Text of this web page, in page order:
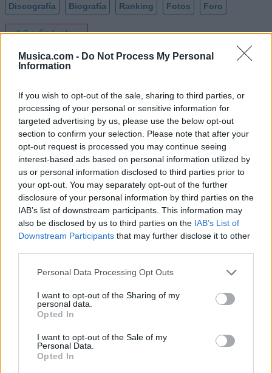
Musica.com - Do Not Process My Personal
Information
If you wish to opt-out of the sale, sharing to third parties, or
processing of your personal or sensitive information for
targeted advertising by us, please use the below opt-out
section to confirm your selection. Please note that after your
opt-out request is processed you may continue seeing
interest-based ads based on personal information utilized by
us or personal information disclosed to third parties prior to
your opt-out. You may separately opt-out of the further
disclosure of your personal information by third parties on the
IAB’s list of downstream participants. This information may
also be disclosed by us to third parties on the IAB’s List of
Downstream Participants that may further disclose it to other
Personal Data Processing Opt Outs
I want to opt-out of the Sharing of my
personal data.
Opted In
I want to opt-out of the Sale of my
Personal Data.
Opted In
Discografía Biografía Ranking Fotos Foro
Añadir Letra
Yerba Brava: Una Historia de Cumbia Villera y
Resistencia Social
Ranking de Yerba Brava
Yerba Bravano está entre los 500 artistas más
apoyados y visitados de esta semana, su mejor
puesto ha sido el468ºen junio de 2009.
¿Apoyar a Yerba Brava?
29 0
Ranking de Yerba Brava TOP Música